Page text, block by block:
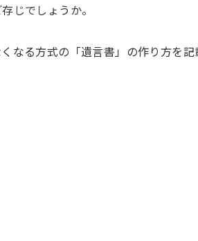
じでしょうか。
なる方式の「遺言書」の作り方を記